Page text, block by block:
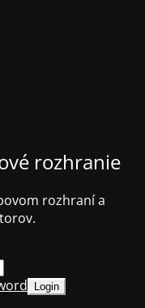
rozhranie
rozhraní a